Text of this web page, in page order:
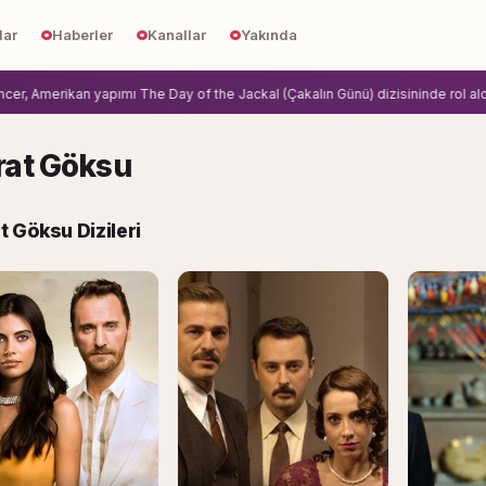
Haberler Kanallar Yakında
yapımı The Day of the Jackal (Çakalın Günü) dizisininde rol aldi.
Göksu
Göksu Dizileri